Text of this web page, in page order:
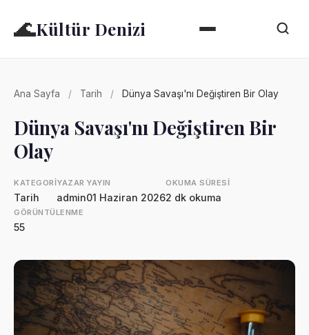
🌊Kültür Denizi
Ana Sayfa / Tarih / Dünya Savaşı'nı Değiştiren Bir Olay
Dünya Savaşı'nı Değiştiren Bir
Olay
KATEGORI
Tarih
YAZAR
admin
YAYIN
01 Haziran 2026
OKUMA SÜRESI
2 dk okuma
GÖRÜNTÜLENME
55